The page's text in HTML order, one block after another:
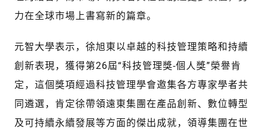
力在全球市場上書寫新的篇章。
元智大學表示，徐旭東以卓越的科技管理策略和持續
創新表現，獲得第26屆“科技管理獎-個人獎”榮譽肯
定，這個獎項經過科技管理學會邀集各方專家學者共
同遴選，肯定徐帶領遠東集團在產品創新、數位轉型
及可持續永續發展等方面的傑出成就，領導集團在世